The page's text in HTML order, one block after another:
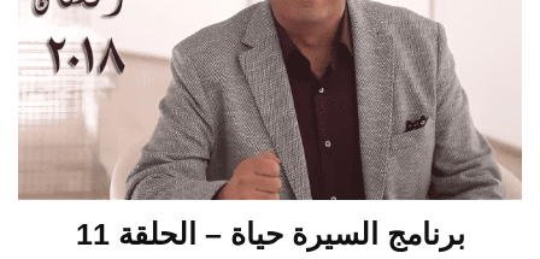
برنامج السيرة حياة – الحلقة 11